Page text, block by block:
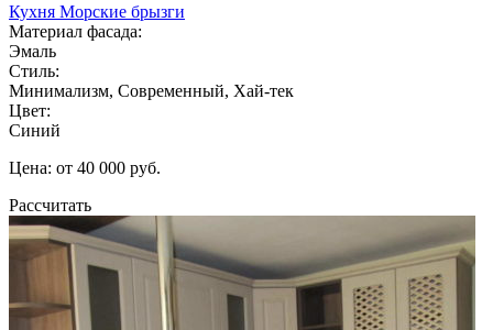
Кухня Морские брызги
Материал фасада:
Эмаль
Стиль:
Минимализм, Современный, Хай-тек
Цвет:
Синий
Цена: от 40 000 руб.
Рассчитать